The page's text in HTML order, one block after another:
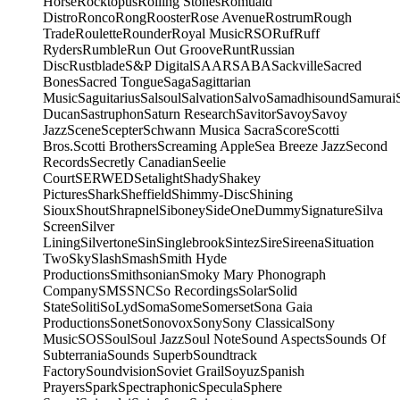
DistroRoncoRongRoosterRose AvenueRostrumRough
TradeRouletteRounderRoyal MusicRSORufRuff
RydersRumbleRun Out GrooveRuntRussian
DiscRustbladeS&P DigitalSAARSABASackvilleSacred
BonesSacred TongueSagaSagittarian
MusicSaguitariusSalsoulSalvationSalvoSamadhisoundSamurai
DucanSastruphonSaturn ResearchSavitorSavoySavoy
JazzSceneScepterSchwann Musica SacraScoreScotti
Bros.Scotti BrothersScreaming AppleSea Breeze JazzSecond
RecordsSecretly CanadianSeelie
CourtSERWEDSetalightShadyShakey
PicturesSharkSheffieldShimmy-DiscShining
SiouxShoutShrapnelSiboneySideOneDummySignatureSilva
ScreenSilver
LiningSilvertoneSinSinglebrookSintezSireSireenaSituation
TwoSkySlashSmashSmith Hyde
ProductionsSmithsonianSmoky Mary Phonograph
CompanySMSSNCSo RecordingsSolarSolid
StateSolitiSoLydSomaSomeSomersetSona Gaia
ProductionsSonetSonovoxSonySony ClassicalSony
MusicSOSSoulSoul JazzSoul NoteSound AspectsSounds Of
SubterraniaSounds SuperbSoundtrack
FactorySoundvisionSoviet GrailSoyuzSpanish
PrayersSparkSpectraphonicSpeculaSphere